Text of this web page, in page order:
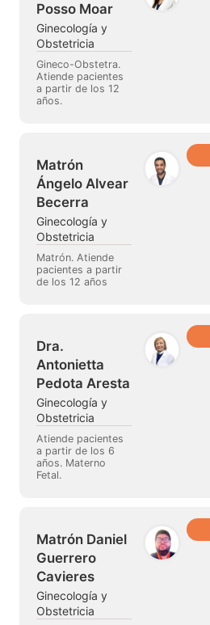
Posso Moar
Ginecología y
Obstetricia
Gineco-Obstetra.
Atiende pacientes
a partir de los 12
años.
Matrón
Ángelo Alvear
Becerra
Ginecología y
Obstetricia
Matrón. Atiende
pacientes a partir
de los 12 años
Dra.
Antonietta
Pedota Aresta
Ginecología y
Obstetricia
Atiende pacientes
a partir de los 6
años. Materno
Fetal.
Matrón Daniel
Guerrero
Cavieres
Ginecología y
Obstetricia